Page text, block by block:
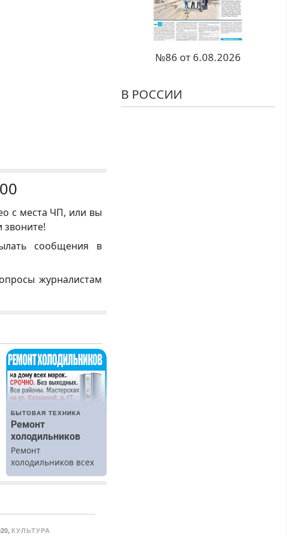
с места ЧП, или вы
сообщения в
журналистам
БЫТОВАЯ ТЕХНИКА
Ремонт
холодильников
Ремонт
холодильников всех
марок на дому.
, КУЛЬТУРА
№86 от 6.08.2026
В РОССИИ